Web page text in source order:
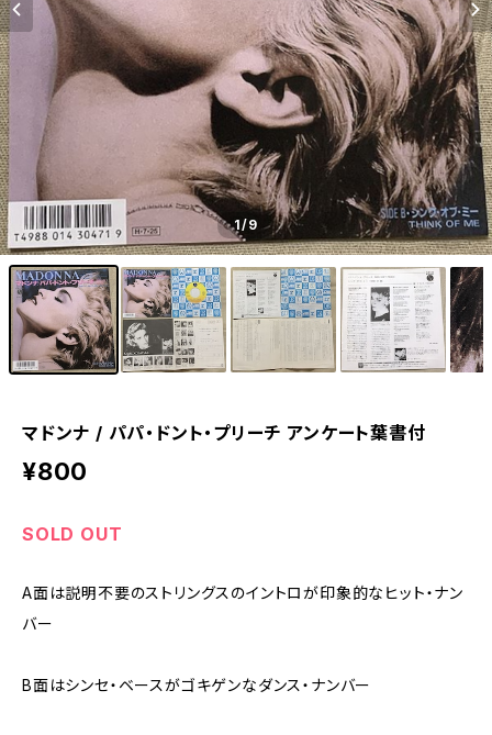
1/9
マドンナ / パパ・ドント・プリーチ アンケート葉書付
¥800
SOLD OUT
A面は説明不要のストリングスのイントロが印象的なヒット・ナン
バー
B面はシンセ・ベースがゴキゲンなダンス・ナンバー